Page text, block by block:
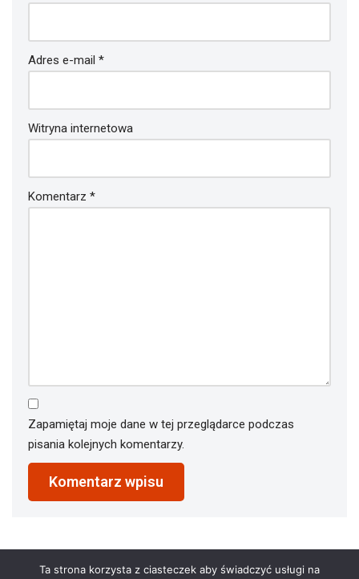
Adres e-mail *
Witryna internetowa
Komentarz *
Zapamiętaj moje dane w tej przeglądarce podczas
pisania kolejnych komentarzy.
Ta strona korzysta z ciasteczek aby świadczyć usługi na